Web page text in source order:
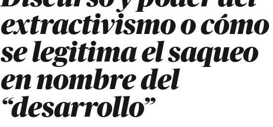
extractivismo o cómo
se legitima el saqueo
en nombre del
“desarrollo”